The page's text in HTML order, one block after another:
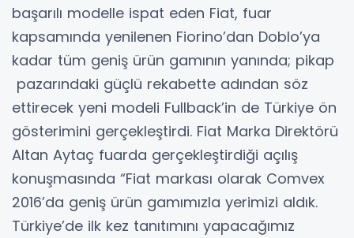
başarılı modelle ispat eden Fiat, fuar
kapsamında yenilenen Fiorino’dan Doblo’ya
kadar tüm geniş ürün gamının yanında; pikap
pazarındaki güçlü rekabette adından söz
ettirecek yeni modeli Fullback’in de Türkiye ön
gösterimini gerçekleştirdi. Fiat Marka Direktörü
Altan Aytaç fuarda gerçekleştirdiği açılış
konuşmasında “Fiat markası olarak Comvex
2016’da geniş ürün gamımızla yerimizi aldık.
Türkiye’de ilk kez tanıtımını yapacağımız